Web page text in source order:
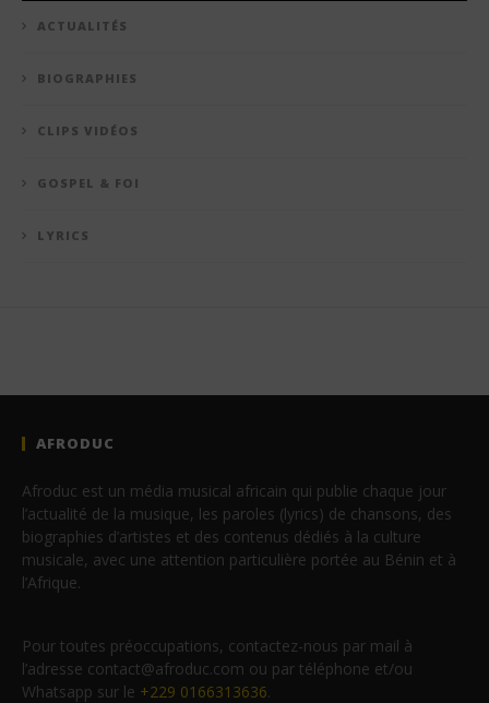
ACTUALITÉS
BIOGRAPHIES
CLIPS VIDÉOS
GOSPEL & FOI
LYRICS
AFRODUC
Afroduc est un média musical africain qui publie chaque jour
l’actualité de la musique, les paroles (lyrics) de chansons, des
biographies d’artistes et des contenus dédiés à la culture
musicale, avec une attention particulière portée au Bénin et à
l’Afrique.
Pour toutes préoccupations, contactez-nous par mail à
l’adresse contact@afroduc.com ou par téléphone et/ou
Whatsapp sur le +229 0166313636.